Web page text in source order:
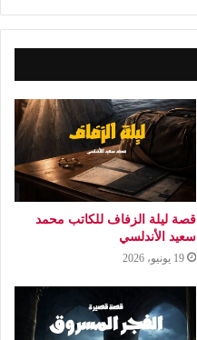
قصة ليلة الزفاف للكاتب محمد
سعيد الأندلسي
19 يونيو، 2026